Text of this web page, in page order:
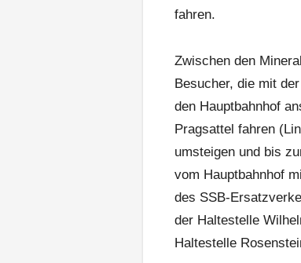
fahren.
Zwischen den
Besucher, die mit
den Hauptbahnhof
Pragsattel fahren
umsteigen und bis
vom Hauptbahnhof
des SSB-
der Haltestelle
Haltestelle